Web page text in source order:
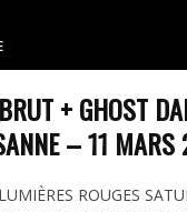
+ GHOST
– 11
ROUGES